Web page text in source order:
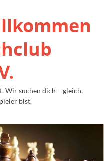
Wir suchen dich – gleich,
bist.